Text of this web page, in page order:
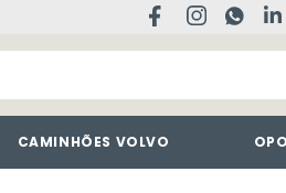
CAMINHÕES VOLVO